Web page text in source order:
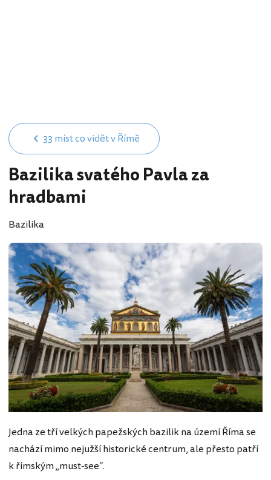
33 míst co vidět v Římě
Bazilika svatého Pavla za
hradbami
Bazilika
Jedna ze tří velkých papežských bazilik na území Říma se
nachází mimo nejužší historické centrum, ale přesto patří
k římským „must-see“.